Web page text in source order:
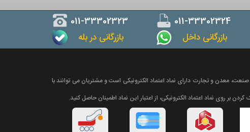
011-33302324
011-33302323
بازرگانی داخل بازرگانی در بله
صنعت، معدن و تجارت دارای نماد اعتماد الکترونیکی است و مشتریان می توانند با
بر روی نماد اعتماد الکترونیکی، از اعتبار این نماد اطمینان حاصل کنید.